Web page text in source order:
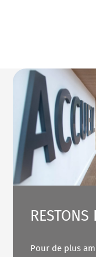
RESTONS
Pour de plus